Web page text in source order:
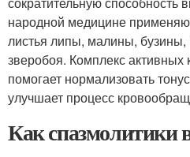
народной медицине
листья липы, малины,
зверобоя. Комплекс активных
помогает нормализовать
улучшает процесс
Как спазмолитики